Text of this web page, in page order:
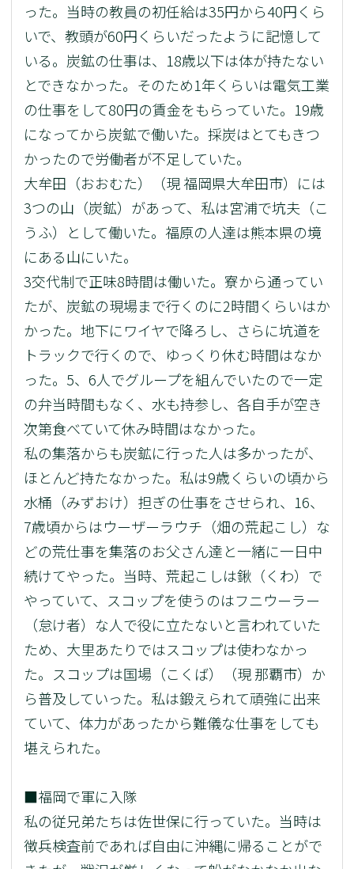
った。当時の教員の初任給は35円から40円くら
いで、教頭が60円くらいだったように記憶して
いる。炭鉱の仕事は、18歳以下は体が持たない
とできなかった。そのため1年くらいは電気工業
の仕事をして80円の賃金をもらっていた。19歳
になってから炭鉱で働いた。採炭はとてもきつ
かったので労働者が不足していた。
大牟田（おおむた）（現 福岡県大牟田市）には
3つの山（炭鉱）があって、私は宮浦で坑夫（こ
うふ）として働いた。福原の人達は熊本県の境
にある山にいた。
3交代制で正味8時間は働いた。寮から通ってい
たが、炭鉱の現場まで行くのに2時間くらいはか
かった。地下にワイヤで降ろし、さらに坑道を
トラックで行くので、ゆっくり休む時間はなか
った。5、6人でグループを組んでいたので一定
の弁当時間もなく、水も持参し、各自手が空き
次第食べていて休み時間はなかった。
私の集落からも炭鉱に行った人は多かったが、
ほとんど持たなかった。私は9歳くらいの頃から
水桶（みずおけ）担ぎの仕事をさせられ、16、
7歳頃からはウーザーラウチ（畑の荒起こし）な
どの荒仕事を集落のお父さん達と一緒に一日中
続けてやった。当時、荒起こしは鍬（くわ）で
やっていて、スコップを使うのはフニウーラー
（怠け者）な人で役に立たないと言われていた
ため、大里あたりではスコップは使わなかっ
た。スコップは国場（こくば）（現 那覇市）か
ら普及していった。私は鍛えられて頑強に出来
ていて、体力があったから難儀な仕事をしても
堪えられた。
■福岡で軍に入隊
私の従兄弟たちは佐世保に行っていた。当時は
徴兵検査前であれば自由に沖縄に帰ることがで